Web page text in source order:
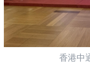
香港中